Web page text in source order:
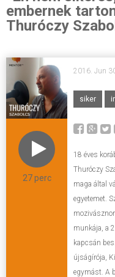
embernek
Thuróczy
27 perc
2016. Jun
siker
18 éves
Thuróczy
maga által
egyetemet.
munkája, a
kapcsán
újságírója,
egymást. A